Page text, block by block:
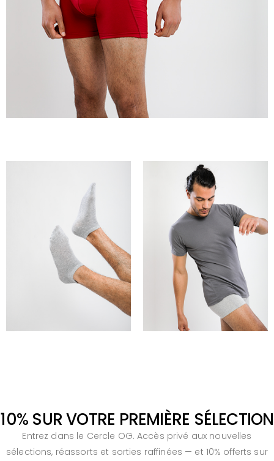
10% SUR VOTRE PREMIÈRE SÉLECTION
Entrez dans le Cercle OG. Accès privé aux nouvelles
sélections, réassorts et sorties raffinées — et 10% offerts sur